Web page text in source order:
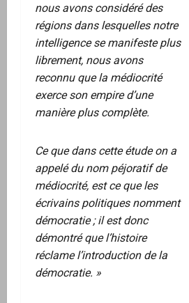
nous avons considéré des
régions dans lesquelles notre
intelligence se manifeste plus
librement, nous avons
reconnu que la médiocrité
exerce son empire d’une
manière plus complète.
Ce que dans cette étude on a
appelé du nom péjoratif de
médiocrité, est ce que les
écrivains politiques nomment
démocratie ; il est donc
démontré que l’histoire
réclame l’introduction de la
démocratie. »